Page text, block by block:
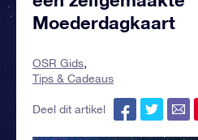
Moederdagkaart
OSR Gids
Tips & Cadeaus
Deel dit artikel